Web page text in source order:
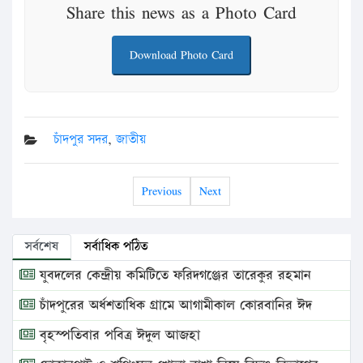
Share this news as a Photo Card
Download Photo Card
চাঁদপুর সদর,জাতীয়
Previous Next
সর্বশেষ সর্বাধিক পঠিত
যুবদলের কেন্দ্রীয় কমিটিতে ফরিদগঞ্জের তারেকুর রহমান
চাঁদপুরের অর্ধশতাধিক গ্রামে আগামীকাল কোরবানির ঈদ
বৃহস্পতিবার পবিত্র ঈদুল আজহা